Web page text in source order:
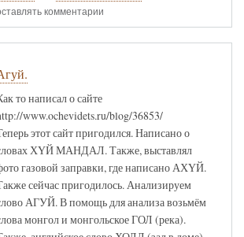
комментарии
то написал о сайте
www.ochevidets.ru/blog/36853/
этот сайт пригодился. Написано о
ХҮЙ МАНДАЛ. Также, выставлял
газовой заправки, где написано АХҮЙ.
сейчас пригодилось. Анализируем
АГУЙ. В помощь для анализа возьмём
монгол и монгольское ГОЛ (река).